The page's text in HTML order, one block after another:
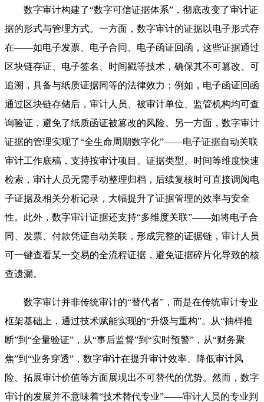
数字审计构建了“数字可信证据体系”，彻底改变了审计证
据的形式与管理方式。一方面，数字审计的证据以电子形式存
在——如电子发票、电子合同、电子函证回函，这些证据通过
区块链存证、电子签名、时间戳等技术，确保其不可篡改、可
追溯，具备与纸质证据同等的法律效力；例如，电子函证回函
通过区块链存储后，审计人员、被审计单位、监管机构均可查
询验证，避免了纸质函证被篡改的风险。另一方面，数字审计
证据的管理实现了“全生命周期数字化”——电子证据自动关联
审计工作底稿，支持按审计项目、证据类型、时间等维度快速
检索，审计人员无需手动整理归档，后续复核时可直接调阅电
子证据及相关分析记录，大幅提升了证据管理的效率与安全
性。此外，数字审计证据还支持“多维度关联”——如将电子合
同、发票、付款凭证自动关联，形成完整的证据链，审计人员
可一键查看某一交易的全流程证据，避免证据碎片化导致的核
查遗漏。
数字审计并非传统审计的“替代者”，而是在传统审计专业
框架基础上，通过技术赋能实现的“升级与重构”。从“抽样推
断”到“全量验证”，从“事后监督”到“实时预警”，从“财务聚
焦”到“业务穿透”，数字审计在提升审计效率、降低审计风
险、拓展审计价值等方面展现出不可替代的优势。然而，数字
审计的发展并不意味着“技术替代专业”——审计人员的专业判